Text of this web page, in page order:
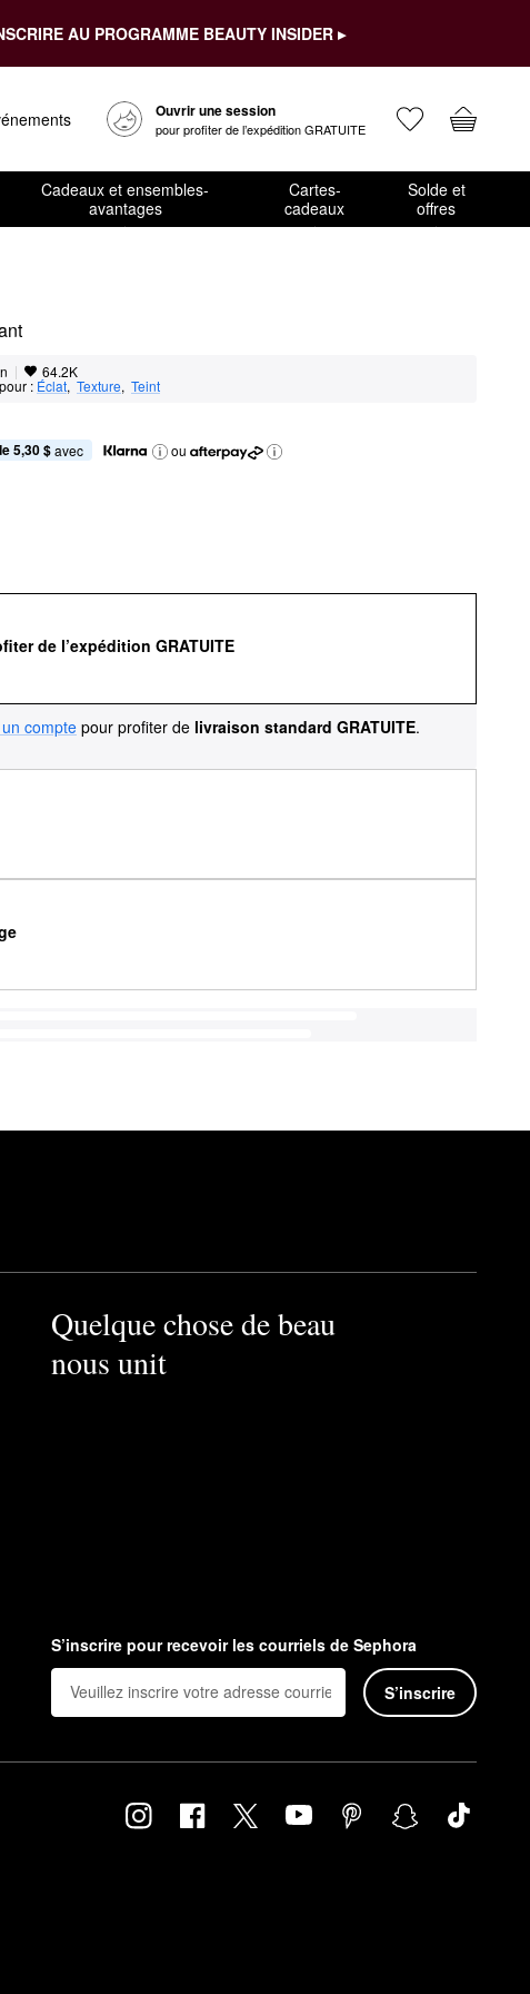
AU PROGRAMME BEAUTY INSIDER ▸
Ouvrir une session
pour profiter de l’expédition GRATUITE
Cadeaux et ensembles-
avantages
Cartes-
cadeaux
Solde et
offres
| 64.2K
: Éclat, Texture, Teint
5,30 $ avec ou
de l’expédition GRATUITE
compte pour profiter de livraison standard GRATUITE.
Quelque chose de beau
nous unit
S’inscrire pour recevoir les courriels de Sephora
S’inscrire